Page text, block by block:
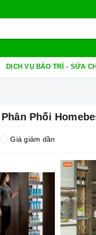
DỊCH VỤ BẢO TRÌ - SỬA
Phối
Giá giảm dần